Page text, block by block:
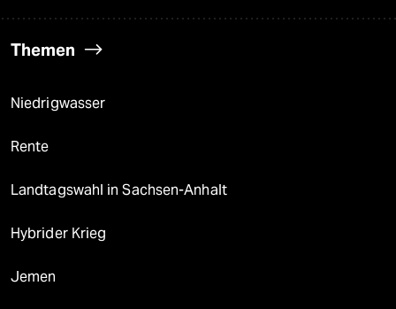
Themen
Niedrigwasser
Rente
Landtagswahl in Sachsen-Anhalt
Hybrider Krieg
Jemen